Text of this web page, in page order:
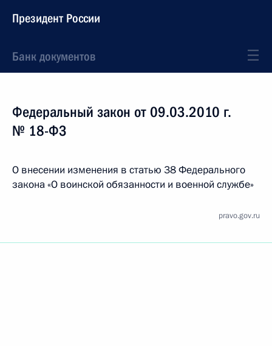
Президент России
Банк документов
Федеральный закон от 09.03.2010 г.
№ 18-ФЗ
О внесении изменения в статью 38 Федерального
закона «О воинской обязанности и военной службе»
pravo.gov.ru